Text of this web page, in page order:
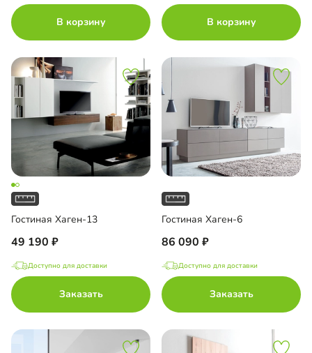
В корзину В корзину
Гостиная Хаген-13
49 190
Доступно для доставки
Заказать
Гостиная Хаген-6
86 090
Доступно для доставки
Заказать